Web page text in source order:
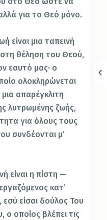
για το Θεό μόνο.
είναι μια ταπεινή
θέληση του Θεού,
εαυτό μας· ο
ολοκληρώνεται
απαρέγκλιτη
λυτρωμένης ζωής,
για όλους τους
συνδέονται μ’
είναι η πίστη —
κατ’
είσαι δούλος Του
ο οποίος βλέπει τις